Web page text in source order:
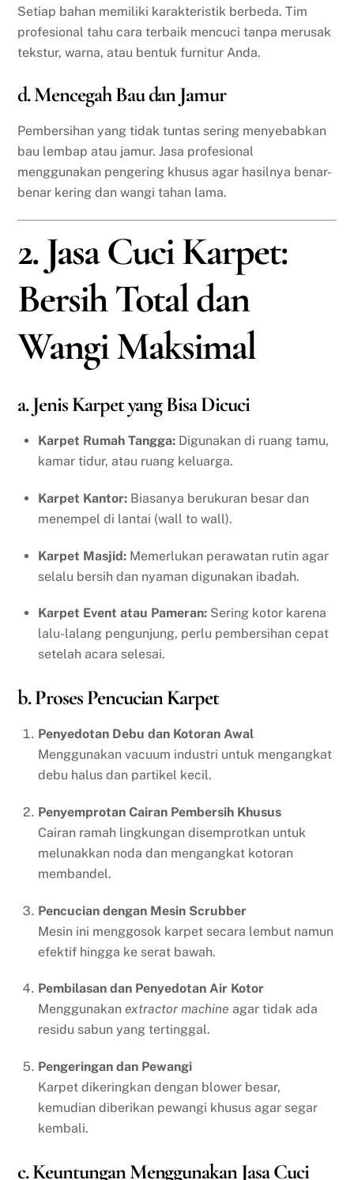
Setiap bahan memiliki karakteristik berbeda. Tim
profesional tahu cara terbaik mencuci tanpa merusak
tekstur, warna, atau bentuk furnitur Anda.
d. Mencegah Bau dan Jamur
Pembersihan yang tidak tuntas sering menyebabkan
bau lembap atau jamur. Jasa profesional
menggunakan pengering khusus agar hasilnya benar-
benar kering dan wangi tahan lama.
2. Jasa Cuci Karpet:
Bersih Total dan
Wangi Maksimal
a. Jenis Karpet yang Bisa Dicuci
Karpet Rumah Tangga: Digunakan di ruang tamu,
kamar tidur, atau ruang keluarga.
Karpet Kantor: Biasanya berukuran besar dan
menempel di lantai (wall to wall).
Karpet Masjid: Memerlukan perawatan rutin agar
selalu bersih dan nyaman digunakan ibadah.
Karpet Event atau Pameran: Sering kotor karena
lalu-lalang pengunjung, perlu pembersihan cepat
setelah acara selesai.
b. Proses Pencucian Karpet
Penyedotan Debu dan Kotoran Awal
Menggunakan vacuum industri untuk mengangkat
debu halus dan partikel kecil.
Penyemprotan Cairan Pembersih Khusus
Cairan ramah lingkungan disemprotkan untuk
melunakkan noda dan mengangkat kotoran
membandel.
Pencucian dengan Mesin Scrubber
Mesin ini menggosok karpet secara lembut namun
efektif hingga ke serat bawah.
Pembilasan dan Penyedotan Air Kotor
Menggunakan extractor machine agar tidak ada
residu sabun yang tertinggal.
Pengeringan dan Pewangi
Karpet dikeringkan dengan blower besar,
kemudian diberikan pewangi khusus agar segar
kembali.
c. Keuntungan Menggunakan Jasa Cuci